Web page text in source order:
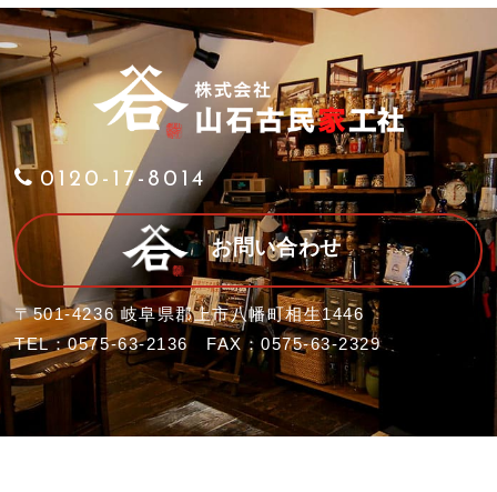
0120-17-8014
お問い合わせ
〒501-4236 岐阜県郡上市八幡町相生1446
TEL：0575-63-2136 FAX：0575-63-2329